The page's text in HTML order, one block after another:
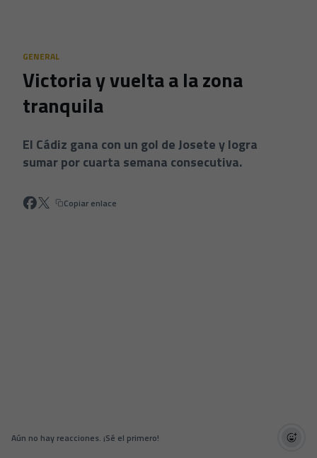
GENERAL
Victoria y vuelta a la zona
tranquila
El Cádiz gana con un gol de Josete y logra
sumar por cuarta semana consecutiva.
Copiar enlace
Aún no hay reacciones. ¡Sé el primero!